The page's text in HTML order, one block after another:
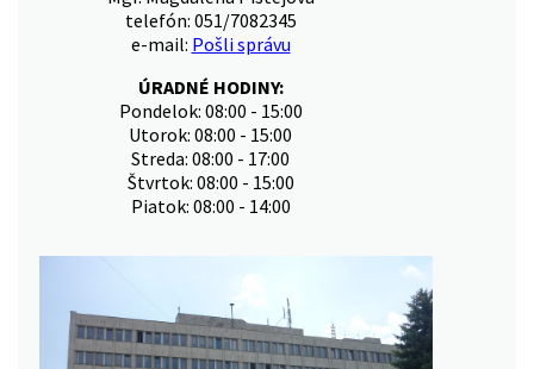
telefón: 051/7082345
e-mail: Pošli správu
ÚRADNÉ HODINY:
Pondelok: 08:00 - 15:00
Utorok: 08:00 - 15:00
Streda: 08:00 - 17:00
Štvrtok: 08:00 - 15:00
Piatok: 08:00 - 14:00